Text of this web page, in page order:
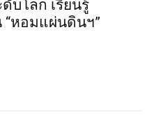
บโลก เรียนรู้
“หอมแผ่นดินฯ”